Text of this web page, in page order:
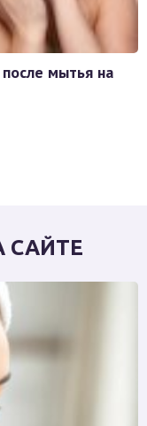
мытья на
САЙТЕ